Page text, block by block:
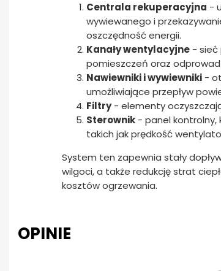
Centrala rekuperacyjna -
wywiewanego i
oszczędność energii.
Kanały wentylacyjne - sieć
pomieszczeń oraz
Nawiewniki i wywiewniki -
umożliwiające przepływ
Filtry- elementy
Sterownik - panel
takich jak prędkość
System ten zapewnia stały
wilgoci, a także redukcję strat
kosztów ogrzewania.
OPINIE